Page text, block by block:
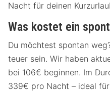
Nacht für deinen
Was kostet ein
Du möchtest spontan
teuer sein. Wir haben
bei 106€ beginnen. Im
339€ pro Nacht – ideal